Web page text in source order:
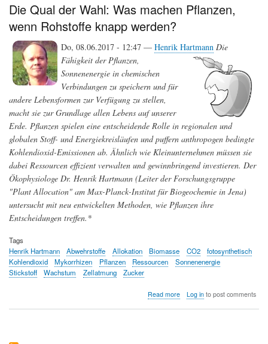
Die Qual der Wahl: Was machen Pflanzen,
wenn Rohstoffe knapp werden?
Do, 08.06.2017 - 12:47 — Henrik Hartmann Die
Fähigkeit der Pflanzen,
Sonnenenergie in chemischen
Verbindungen zu speichern und für
andere Lebensformen zur Verfügung zu stellen,
macht sie zur Grundlage allen Lebens auf unserer
Erde. Pflanzen spielen eine entscheidende Rolle in regionalen und
globalen Stoff- und Energiekreisläufen und puffern anthropogen bedingte
Kohlendioxid-Emissionen ab. Ähnlich wie Kleinunternehmen müssen sie
dabei Ressourcen effizient verwalten und gewinnbringend investieren. Der
Ökophysiologe Dr. Henrik Hartmann (Leiter der Forschungsgruppe
"Plant Allocation" am Max-Planck-Institut für Biogeochemie in Jena)
untersucht mit neu entwickelten Methoden, wie Pflanzen ihre
Entscheidungen treffen.*
Tags
Henrik Hartmann
Abwehrstoffe Allokation Biomasse CO2
fotosynthetisch
Kohlendioxid
Mykorrhizen Pflanzen Ressourcen
Sonnenenergie
Stickstoff
Wachstum Zellatmung Zucker
Read moreabout
Log into post comments